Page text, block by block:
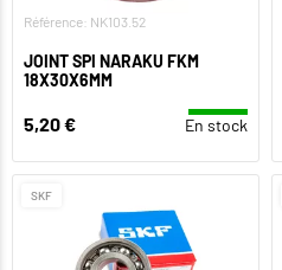
Référence: NK103.52
JOINT SPI NARAKU FKM
18X30X6MM
5,20 € En stock
SKF